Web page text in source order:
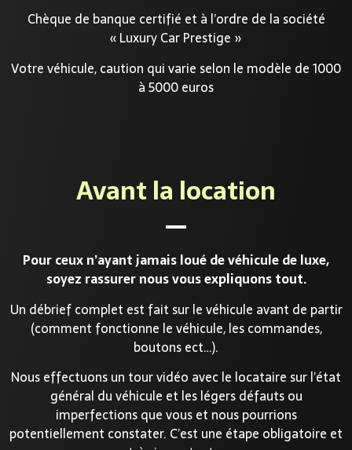
Chèque de banque certifié et à l’ordre de la société
« Luxury Car Prestige »
Votre véhicule, caution qui varie selon le modèle de 1000
à 5000 euros
Avant la location
Pour ceux n’ayant jamais loué de véhicule de luxe,
soyez rassurer nous vous expliquons tout.
Un débrief complet est fait sur le véhicule avant de partir
(comment fonctionne le véhicule, les commandes,
boutons ect…).
Nous effectuons un tour vidéo avec le locataire sur l’état
général du véhicule et les légers défauts ou
imperfections que vous et nous pourrions
potentiellement constater. C’est une étape obligatoire et